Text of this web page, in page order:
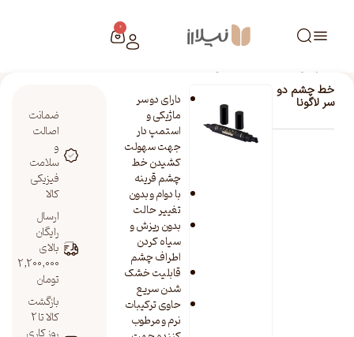
0
فروشگاه نیلارز
خط چشم دو سر لاگونا
خط چشم دو
سر لاگونا دارای دو سر
ماژیکی و
استمپ دار
جهت سهولت
کشیدن خط
چشم قرینه
با دوام و بدون
تغییر حالت
بدون ریزش و
سیاه کردن
اطراف چشم
قابلیت خشک
شدن سریع
حاوی ترکیبات
نرم و مرطوب
ضمانت
اصالت
و
سلامت
فیزیکی
کالا
ارسال
رایگان
بالای
2,200,000
تومان
بازگشت
کالا تا 2